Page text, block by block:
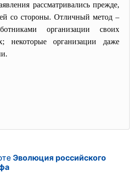
рассматривались прежде,
со стороны. Отличный метод –
организации своих
некоторые организации даже
Эволюция российского